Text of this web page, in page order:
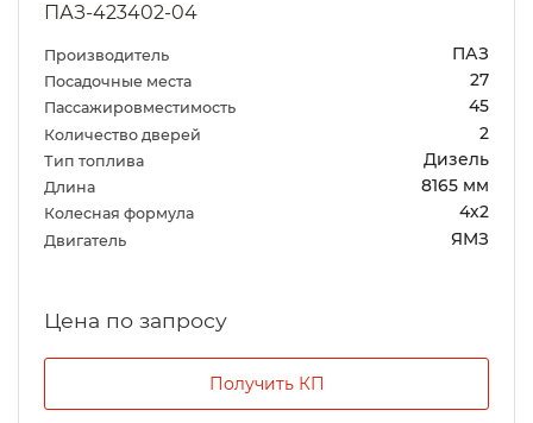
ПАЗ-423402-04
Производитель ПАЗ
Посадочные места 27
Пассажировместимость 45
Количество дверей 2
Тип топлива Дизель
Длина 8165 мм
Колесная формула 4х2
Двигатель ЯМЗ
Цена по запросу
Получить КП